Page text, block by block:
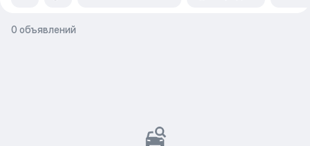
0 объявлений